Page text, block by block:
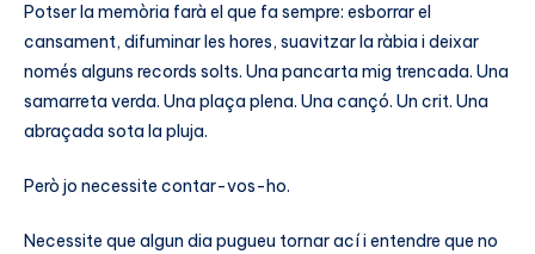
Potser la memòria farà el que fa sempre: esborrar el
cansament, difuminar les hores, suavitzar la ràbia i deixar
només alguns records solts. Una pancarta mig trencada. Una
samarreta verda. Una plaça plena. Una cançó. Un crit. Una
abraçada sota la pluja.
Però jo necessite contar-vos-ho.
Necessite que algun dia pugueu tornar ací i entendre que no